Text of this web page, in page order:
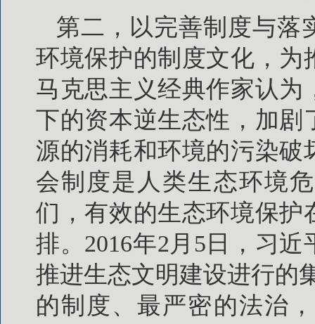
第二，以完善制度与落
环境保护的制度文化，为
马克思主义经典作家认
下的资本逆生态性，加剧
源的消耗和环境的污染
会制度是人类生态环境
们，有效的生态环境保护
排。2016年2月5日，习
推进生态文明建设进行的
的制度、最严密的法治